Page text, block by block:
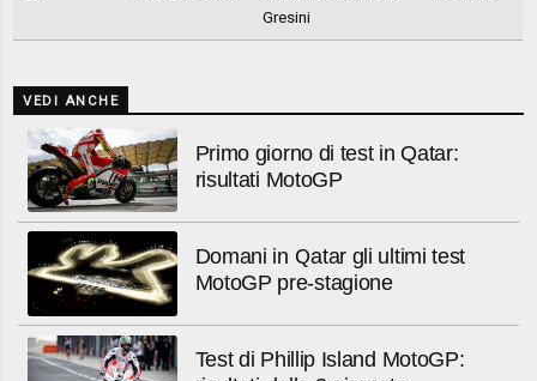
Gresini
VEDI ANCHE
Primo giorno di test in Qatar:
risultati MotoGP
Domani in Qatar gli ultimi test
MotoGP pre-stagione
Test di Phillip Island MotoGP: